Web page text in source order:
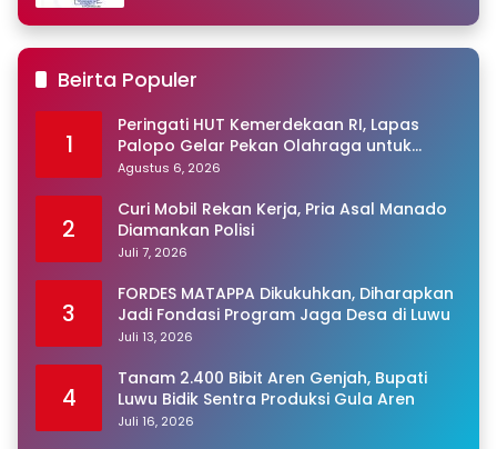
Beirta Populer
1
Peringati HUT Kemerdekaan RI, Lapas
Palopo Gelar Pekan Olahraga untuk
Warga Binaan
Agustus 6, 2026
2
Curi Mobil Rekan Kerja, Pria Asal Manado
Diamankan Polisi
Juli 7, 2026
3
FORDES MATAPPA Dikukuhkan, Diharapkan
Jadi Fondasi Program Jaga Desa di Luwu
Juli 13, 2026
4
Tanam 2.400 Bibit Aren Genjah, Bupati
Luwu Bidik Sentra Produksi Gula Aren
Juli 16, 2026